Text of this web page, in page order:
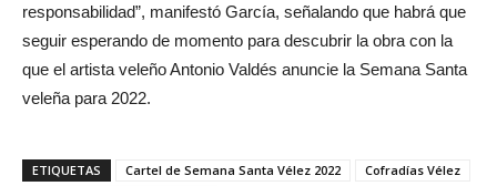
responsabilidad”, manifestó García, señalando que habrá que
seguir esperando de momento para descubrir la obra con la
que el artista veleño Antonio Valdés anuncie la Semana Santa
veleña para 2022.
ETIQUETAS Cartel de Semana Santa Vélez 2022
Cofradías Vélez